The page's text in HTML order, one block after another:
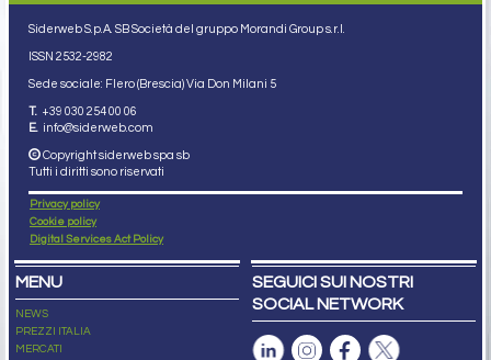
Siderweb S.p.A. SB Società del gruppo Morandi Group s.r.l.
ISSN 2532-2982
Sede sociale: Flero (Brescia) Via Don Milani 5
T. +39 030 254 00 06
E. info@siderweb.com
Copyright siderweb spa sb
Tutti i diritti sono riservati
Privacy policy
Cookie policy
Digital Services Act Policy
MENU
NEWS
PREZZI ITALIA
MERCATI
SEGUICI SUI NOSTRI
SOCIAL NETWORK